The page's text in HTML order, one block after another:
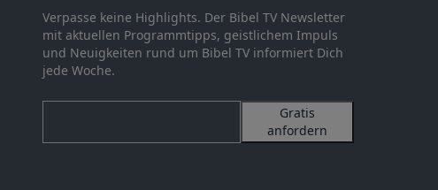
Verpasse keine Highlights. Der Bibel TV Newsletter
mit aktuellen Programmtipps, geistlichem Impuls
und Neuigkeiten rund um Bibel TV informiert Dich
jede Woche.
Gratis
anfordern